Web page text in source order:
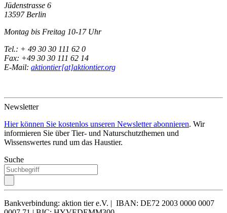
Jüdenstrasse 6
13597 Berlin
Montag bis Freitag 10-17 Uhr
Tel.: + 49 30 30 111 62 0
Fax: +49 30 30 111 62 14
E-Mail: aktiontier[at]aktiontier.org
Newsletter
Hier können Sie kostenlos unseren Newsletter abonnieren. Wir
informieren Sie über Tier- und Naturschutzthemen und
Wissenswertes rund um das Haustier.
Suche
Bankverbindung: aktion tier e.V. | IBAN: DE72 2003 0000 0007